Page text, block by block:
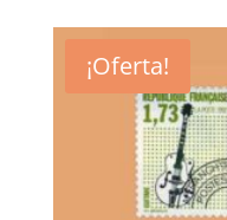
1,30€.0,50€.
¡Oferta!